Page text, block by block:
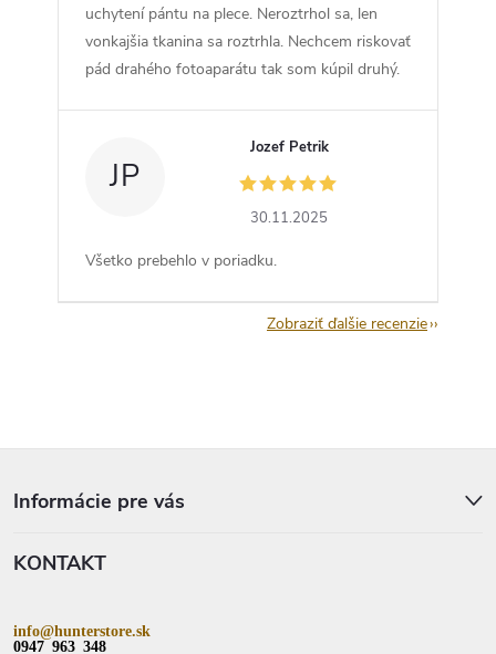
uchytení pántu na plece. Neroztrhol sa, len
vonkajšia tkanina sa roztrhla. Nechcem riskovať
pád drahého fotoaparátu tak som kúpil druhý.
JP
Jozef Petrik
30.11.2025
Všetko prebehlo v poriadku.
Zobraziť ďalšie recenzie
Informácie pre vás
KONTAKT
info@hunterstore.sk
0947 963 348